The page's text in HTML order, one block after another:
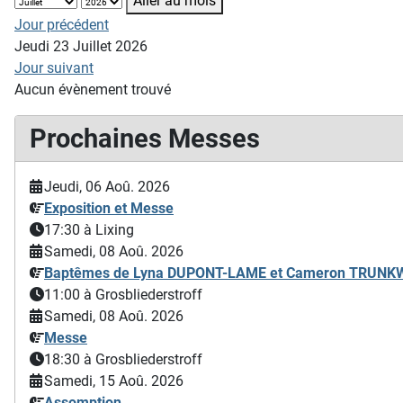
Jour précédent
Jeudi 23 Juillet 2026
Jour suivant
Aucun évènement trouvé
Prochaines Messes
Jeudi, 06 Aoû. 2026
Exposition et Messe
17:30 à Lixing
Samedi, 08 Aoû. 2026
Baptêmes de Lyna DUPONT-LAME et Cameron
11:00 à Grosbliederstroff
Samedi, 08 Aoû. 2026
Messe
18:30 à Grosbliederstroff
Samedi, 15 Aoû. 2026